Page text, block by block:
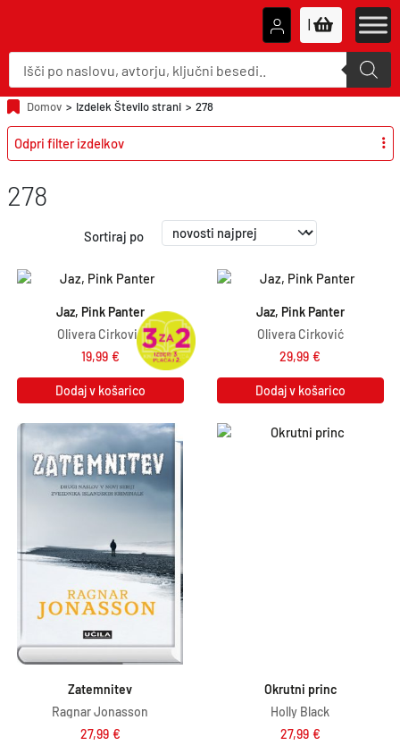
P
o
d
u
c
t
s
r
c
|
Domov > Izdelek Število strani > 278
278
Sortiraj po
Jaz, Pink Panter
Olivera Ćirković
19,99 €
Dodaj v košarico
Jaz, Pink Panter
Olivera Ćirković
29,99 €
Dodaj v košarico
Zatemnitev
Ragnar Jonasson
27,99 €
Okrutni princ
Holly Black
27,99 €
Odpri filter izdelkov